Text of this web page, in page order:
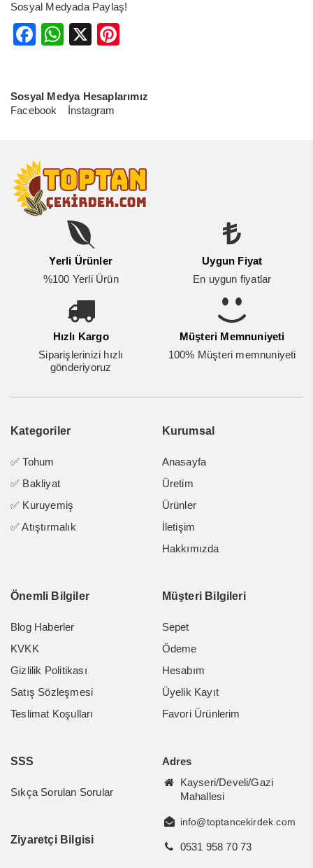
Sosyal Medyada Paylaş!
Facebook
WhatsApp
X
Sosyal Medya Hesaplarımız
Facebook
İnstagram
Yerli Ürünler
%100 Yerli Ürün
Uygun Fiyat
En uygun fiyatlar
Hızlı Kargo
Siparişlerinizi hızlı
gönderiyoruz
Müşteri Memnuniyeti
100% Müşteri memnuniyeti
Kategoriler
✅ Tohum
✅ Bakliyat
✅ Kuruyemiş
✅ Atıştırmalık
Kurumsal
Anasayfa
Üretim
Ürünler
İletişim
Hakkımızda
Önemli Bilgiler
Blog Haberler
KVKK
Gizlilik Politikası
Satış Sözleşmesi
Teslimat Koşulları
Müşteri Bilgileri
Sepet
Ödeme
Hesabım
Üyelik Kayıt
Favori Ürünlerim
SSS
Sıkça Sorulan Sorular
Ziyaretçi Bilgisi
Adres
Kayseri/Develi/Gazi
Mahallesi
info@toptancekirdek.com
0531 958 70 73